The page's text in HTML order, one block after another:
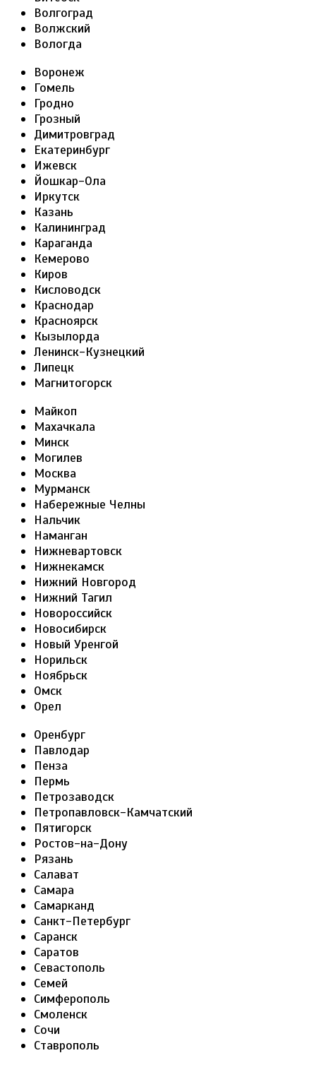
Волгоград
Волжский
Вологда
Воронеж
Гомель
Гродно
Грозный
Димитровград
Екатеринбург
Ижевск
Йошкар-Ола
Иркутск
Казань
Калининград
Караганда
Кемерово
Киров
Кисловодск
Краснодар
Красноярск
Кызылорда
Ленинск-Кузнецкий
Липецк
Магнитогорск
Майкоп
Махачкала
Минск
Могилев
Москва
Мурманск
Набережные Челны
Нальчик
Наманган
Нижневартовск
Нижнекамск
Нижний Новгород
Нижний Тагил
Новороссийск
Новосибирск
Новый Уренгой
Норильск
Ноябрьск
Омск
Орел
Оренбург
Павлодар
Пенза
Пермь
Петрозаводск
Петропавловск-Камчатский
Пятигорск
Ростов-на-Дону
Рязань
Салават
Самара
Самарканд
Санкт-Петербург
Саранск
Саратов
Севастополь
Семей
Симферополь
Смоленск
Сочи
Ставрополь